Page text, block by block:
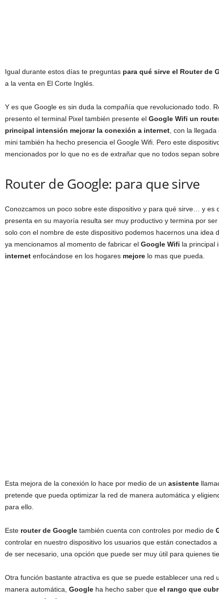
Igual durante estos días te preguntas para qué sirve el Router de
a la venta en El Corte Inglés.
Y es que Google es sin duda la compañía que revolucionado todo.
presento el terminal Pixel también presente el Google Wifi un
principal intensión mejorar la conexión a internet , con la
mini también ha hecho presencia el Google Wifi. Pero este
mencionados por lo que no es de extrañar que no todos sepan
Router de Google: para que sirve
Conozcamos un poco sobre este dispositivo y para qué sirve… y es
presenta en su mayoría resulta ser muy productivo y termina por
solo con el nombre de este dispositivo podemos hacernos una idea
ya mencionamos al momento de fabricar el Google Wifi la principal
internet enfocándose en los hogares mejore lo mas que pueda.
Esta mejora de la conexión lo hace por medio de un asistente
pretende que pueda optimizar la red de manera automática y
para ello.
Este router de Google también cuenta con controles por medio de
controlar en nuestro dispositivo los usuarios que están conectados
de ser necesario, una opción que puede ser muy útil para quienes
Otra función bastante atractiva es que se puede establecer una red
manera automática, Google ha hecho saber que el rango que